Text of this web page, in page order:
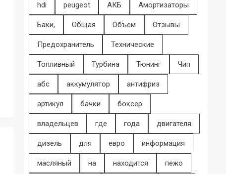
hdi peugeot АКБ Амортизаторы
Баки, Общая Объем Отзывы
Предохранитель Технические
Топливный Турбина Тюнинг Чип
абс аккумулятор антифриз
артикул бачки боксер
владельцев где года двигателя
дизель для евро информация
масляный на находится пежо